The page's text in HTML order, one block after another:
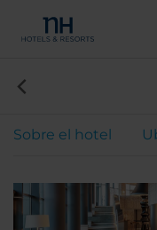
Sobre el hotel